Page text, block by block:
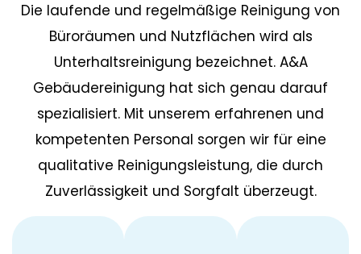
Die laufende und regelmäßige Reinigung von
Büroräumen und Nutzflächen wird als
Unterhaltsreinigung bezeichnet. A&A
Gebäudereinigung hat sich genau darauf
spezialisiert. Mit unserem erfahrenen und
kompetenten Personal sorgen wir für eine
qualitative Reinigungsleistung, die durch
Zuverlässigkeit und Sorgfalt überzeugt.